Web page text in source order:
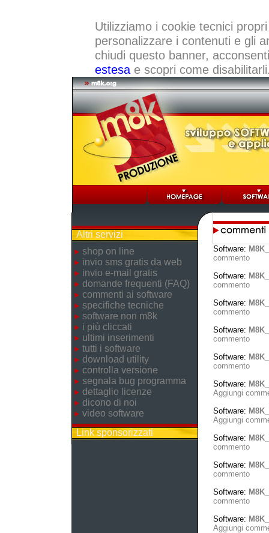
Utilizziamo i cookie tecnici
personalizzare i contenuti e gli
chiudi questo banner,
estesae scopri come
Altri servizi
shop on line
invio sms gratis da web
invio e-mail gratis
domande frequenti (FAQ)
commenti ai software
specifiche tecniche
software non m8k
i più cliccati
ultimi inserimenti
tutti i software
download utility
controlla versione
segnala bug programma
dettaglio licenze
dicono di noi
video software
Link sponsorizzati
Software:
commento
Software:
commento
Software:
commento
Software:
commento
Software:
commento
Software:
Aggiungi
Software:
Aggiungi
Software:
commento
Software:
commento
Software:
commento
Software:
Aggiungi